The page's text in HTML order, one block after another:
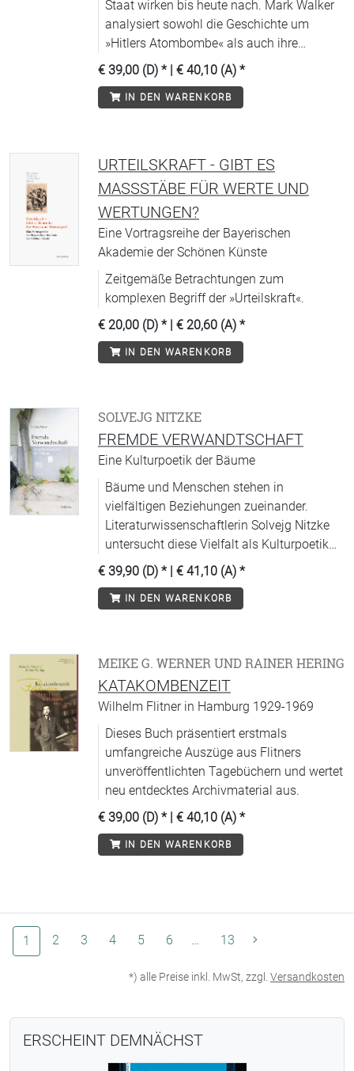
Staat wirken bis heute nach. Mark Walker
analysiert sowohl die Geschichte um
»Hitlers Atombombe« als auch ihre
Aufarbeitung in der Nachkriegszeit.
€ 39,00 (D) * | € 40,10 (A) *
IN DEN WARENKORB
URTEILSKRAFT - GIBT ES
MASSSTÄBE FÜR WERTE UND W
ERTUNGEN?
Eine Vortragsreihe der Bayerischen
Akademie der Schönen Künste
Zeitgemäße Betrachtungen zum
komplexen Begriff der »Urteilskraft«.
€ 20,00 (D) * | € 20,60 (A) *
IN DEN WARENKORB
SOLVEJG NITZKE
FREMDE VERWANDTSCHAFT
Eine Kulturpoetik der Bäume
Bäume und Menschen stehen in
vielfältigen Beziehungen zueinander.
Literaturwissenschaftlerin Solvejg Nitzke
untersucht diese Vielfalt als Kulturpoetik
fremder Verwandtschaft in aktuellen
Diskursen.
€ 39,90 (D) * | € 41,10 (A) *
IN DEN WARENKORB
MEIKE G. WERNER UND RAINER HERING
KATAKOMBENZEIT
Wilhelm Flitner in Hamburg 1929-1969
Dieses Buch präsentiert erstmals
umfangreiche Auszüge aus Flitners
unveröffentlichten Tagebüchern und wertet
neu entdecktes Archivmaterial aus.
€ 39,00 (D) * | € 40,10 (A) *
IN DEN WARENKORB
1 (aktuelle Seite)
2 3 4 5 6 … 13
*) alle Preise inkl. MwSt, zzgl. Versandkosten
ERSCHEINT DEMNÄCHST